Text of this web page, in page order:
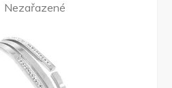
Nezařazené